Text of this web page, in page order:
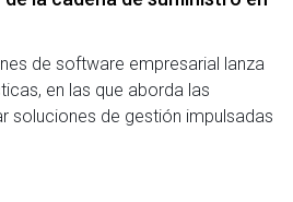
de software empresarial lanza
en las que aborda las
soluciones de gestión impulsadas